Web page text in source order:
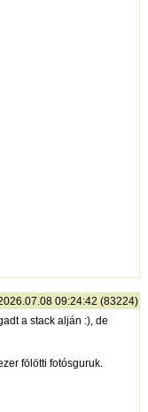
09:24:42 (83224)
a stack alján :), de
fölötti fotósguruk.